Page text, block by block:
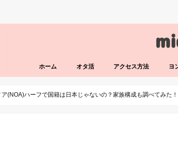
ホーム オタ活 アクセス方法 ヨ
ア(NOA)ハーフで国籍は日本じゃないの？家族構成も調べてみた！